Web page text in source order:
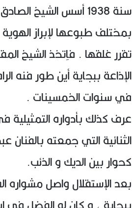
سنة 1938 أسس الشيخ
بمختلف طبوعها لإبراز
تقرر غلقها . فاِتخذ الشيخ
الإذاعة ببجاية أين طور فنه
في سنوات الخمسينات .
عرف كذلك بأدواره التمثيلية
الثنائية التي جمعته بالفنان
كحوار بين الديك و الذئب.
بعد الإستقلال واصل مشواره